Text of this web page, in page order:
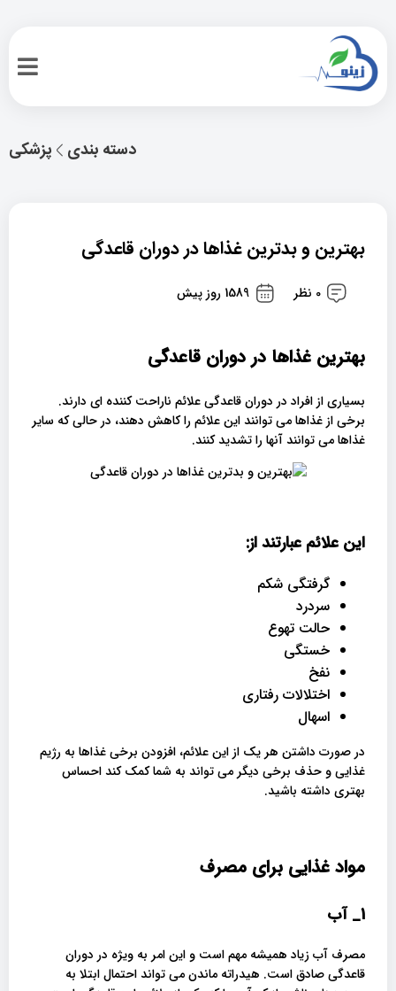
پزشکی دسته بندی
بهترین و بدترین غذاها در دوران قاعدگی
0 نظر 1589 روز پیش
بهترین غذاها در دوران قاعدگی
بسیاری از افراد در دوران قاعدگی علائم ناراحت کننده ای دارند.
برخی از غذاها می توانند این علائم را کاهش دهند، در حالی که سایر
غذاها می توانند آنها را تشدید کنند.
این علائم عبارتند از:
گرفتگی شکم
سردرد
حالت تهوع
خستگی
نفخ
اختلالات رفتاری
اسهال
در صورت داشتن هر یک از این علائم، افزودن برخی غذاها به رژیم
غذایی و حذف برخی دیگر می تواند به شما کمک کند احساس
بهتری داشته باشید.
مواد غذایی برای مصرف
1_ آب
مصرف آب زیاد همیشه مهم است و این امر به ویژه در دوران
قاعدگی صادق است. هیدراته ماندن می تواند احتمال ابتلا به